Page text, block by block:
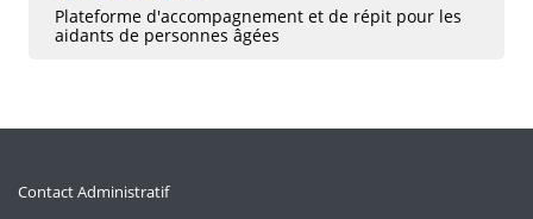
Plateforme d'accompagnement et de répit pour les
aidants de personnes âgées
Contact Administratif